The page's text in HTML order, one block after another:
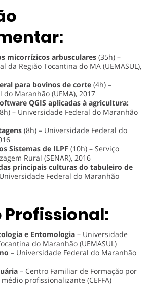
micorrízicos arbusculares (35h) –
da Região Tocantina do MA (UEMASUL),
para bovinos de corte (4h) –
Maranhão (UFMA), 2017
QGIS aplicadas à agricultura:
– Universidade Federal do Maranhão
(8h) – Universidade Federal do
Sistemas de ILPF (10h) – Serviço
Rural (SENAR), 2016
principais culturas do tabuleiro de
Federal do Maranhão
e Entomologia – Universidade
do Maranhão (UEMASUL)
– Universidade Federal do Maranhão
– Centro Familiar de Formação por
profissionalizante (CEFFA)